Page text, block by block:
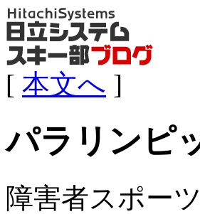
[ 本文へ ]
パラリンピ
障害者スポー